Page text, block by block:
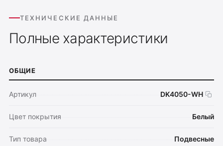
ТЕХНИЧЕСКИЕ ДАННЫЕ
Полные характеристики
ОБЩИЕ
Артикул DK4050-WH
Цвет покрытия Белый
Тип товара Подвесные